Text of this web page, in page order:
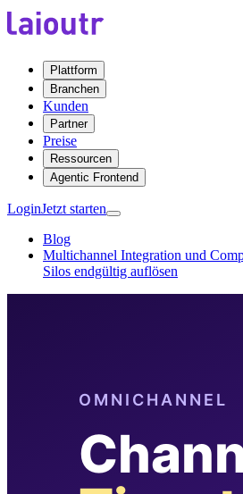
Plattform
Branchen
Kunden
Partner
Preise
Ressourcen
Agentic Frontend
LoginJetzt starten
Blog
Multichannel Integration und
Silos endgültig auflösen